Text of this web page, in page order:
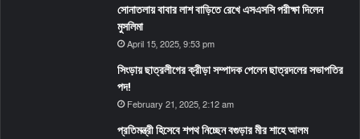
সোনাতলায় বাবার লাশ বাড়িতে রেখে এসএসসি পরীক্ষা দিলেন
মুসলিমা
April 15, 2025, 9:53 pm
সিংড়ায় ছাত্রলীগের ক্রীড়া সম্পাদক পেলেন ছাত্রদলের সভাপতির
পদ!
February 21, 2025, 2:12 am
প্রতিমন্ত্রী হিসেবে শপথ নিচ্ছেন বগুড়ার মীর শাহে আলম